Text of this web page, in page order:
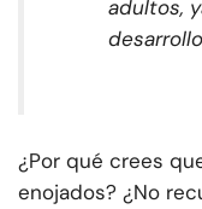
adultos,
¿Por qué crees
enojados? ¿No